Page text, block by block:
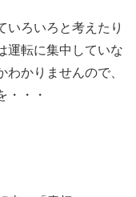
いろいろと考えたり
運転に集中していな
かりませんので、
・・・